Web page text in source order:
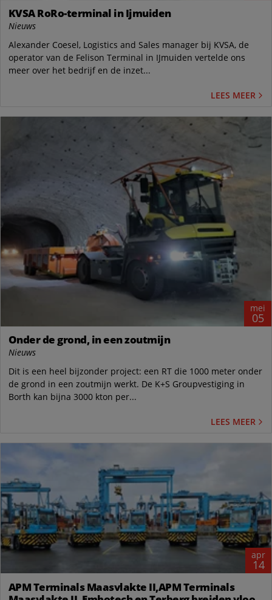
KVSA RoRo-terminal in Ijmuiden
Nieuws
Alexander Coesel, Logistics and Sales manager bij KVSA, de
operator van de Felison Terminal in IJmuiden vertelde ons
meer over het bedrijf en de inzet...
LEES MEER
mei
05
Onder de grond, in een zoutmijn
Nieuws
Dit is een heel bijzonder project: een RT die 1000 meter onder
de grond in een zoutmijn werkt. De K+S Groupvestiging in
Borth kan bijna 3000 kton per...
LEES MEER
apr
14
APM Terminals Maasvlakte II,APM Terminals